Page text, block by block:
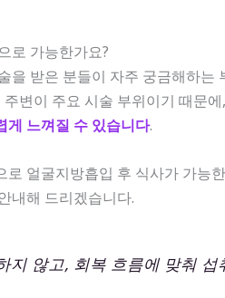
로 가능한가요?
을 받은 분들이 자주 궁금해하는
주변이 주요 시술 부위이기 때문
게 느껴질 수 있습니다.
로 얼굴지방흡입 후 식사가 가능
내해 드리겠습니다.
지 않고, 회복 흐름에 맞춰